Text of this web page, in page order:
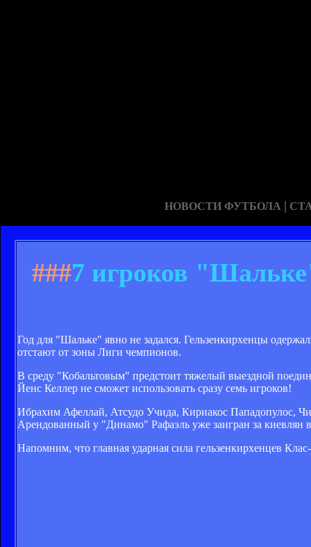
НОВОСТИ ФУТБОЛА |
###7 игроков
Год для "Шальке" явно не задался. Гельзенкирхенцы
отстают от зоны Лиги чемпионов.
В среду "Кобальтовым" предстоит тяжелый выездной
Йенс Келлер не сможет использовать сразу семь игроков!
Ибрахим Афеллай, Атсудо Учида, Кириакос Пападопулос,
Арендованный у "Динамо" Рафаэль уже заигран за киевлян
Напомним, что главная ударная сила гельзенкирхенцев